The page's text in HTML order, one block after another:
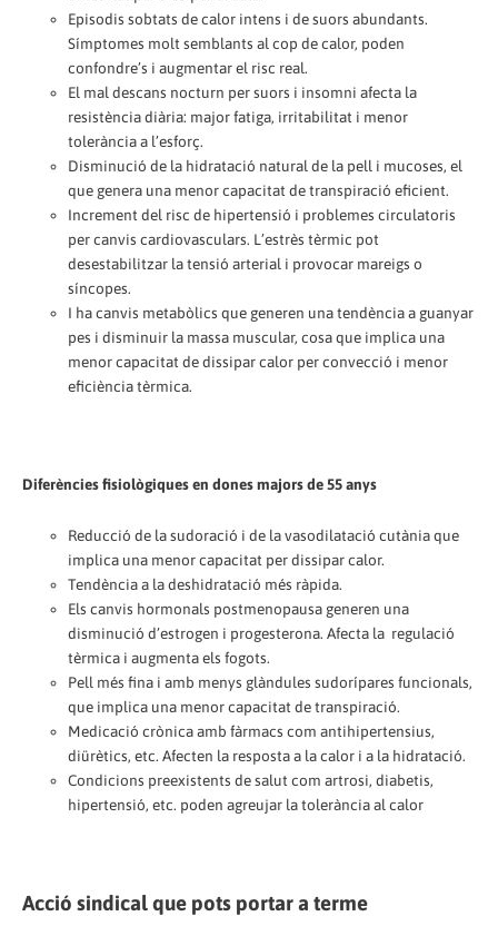
Episodis sobtats de calor intens i de suors abundants.
Símptomes molt semblants al cop de calor, poden
confondre’s i augmentar el risc real.
El mal descans nocturn per suors i insomni afecta la
resistència diària: major fatiga, irritabilitat i menor
tolerància a l’esforç.
Disminució de la hidratació natural de la pell i mucoses, el
que genera una menor capacitat de transpiració eficient.
Increment del risc de hipertensió i problemes circulatoris
per canvis cardiovasculars. L’estrès tèrmic pot
desestabilitzar la tensió arterial i provocar mareigs o
síncopes.
I ha canvis metabòlics que generen una tendència a guanyar
pes i disminuir la massa muscular, cosa que implica una
menor capacitat de dissipar calor per convecció i menor
eficiència tèrmica.
Diferències fisiològiques en dones majors de 55 anys
Reducció de la sudoració i de la vasodilatació cutània que
implica una menor capacitat per dissipar calor.
Tendència a la deshidratació més ràpida.
Els canvis hormonals postmenopausa generen una
disminució d’estrogen i progesterona. Afecta la regulació
tèrmica i augmenta els fogots.
Pell més fina i amb menys glàndules sudorípares funcionals,
que implica una menor capacitat de transpiració.
Medicació crònica amb fàrmacs com antihipertensius,
diürètics, etc. Afecten la resposta a la calor i a la hidratació.
Condicions preexistents de salut com artrosi, diabetis,
hipertensió, etc. poden agreujar la tolerància al calor
Acció sindical que pots portar a terme